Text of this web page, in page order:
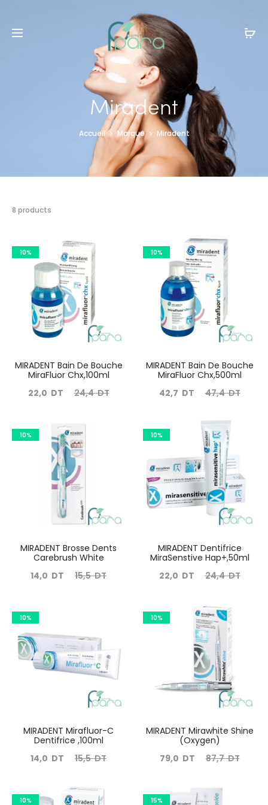
Miradent
Accueil Marque Miradent
8 products
10%
MIRADENT Bain De Bouche
MiraFluor Chx,100ml
24,4DT
Le
initial
était :
24,4
DT.
22,0 DT
actuel
10%
MIRADENT Bain De Bouche
MiraFluor Chx,500ml
47,4DT
Le
initial
47,4
DT.
42,7 DT
actuel
42,7
DT.
10%
MIRADENT Brosse Dents
Carebrush White
15,5DT
Le
15,5
DT.
14,0 DT
Le
actuel
14,0
10%
MIRADENT Dentifrice
MiraSenstive Hap+,50ml
24,4DT
Le
initial
24,4
DT.
22,0 DT
actuel
10%
MIRADENT Mirafluor-C
Dentifrice ,100ml
15,5DT
Le
initial
14,0 DT
Le
actuel
10%
MIRADENT Mirawhite Shine
(Oxygen)
87,7DT
Le
79,0 DT
actuel
10% 15%